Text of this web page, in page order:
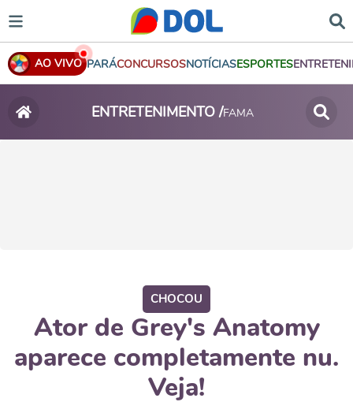
AO VIVO PARÁCONCURSOSNOTÍCIASESPORTES
ENTRETENIMENTO /FAMA
CHOCOU
Ator de Grey's Anatomy
aparece completamente nu.
Veja!